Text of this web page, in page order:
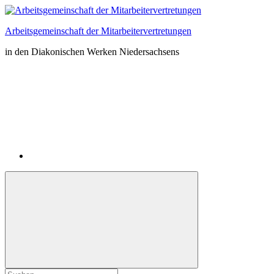
Zum
springen
Arbeitsgemeinschaft der Mitarbeitervertretungen
in den Diakonischen Werken Niedersachsens
Suchformular